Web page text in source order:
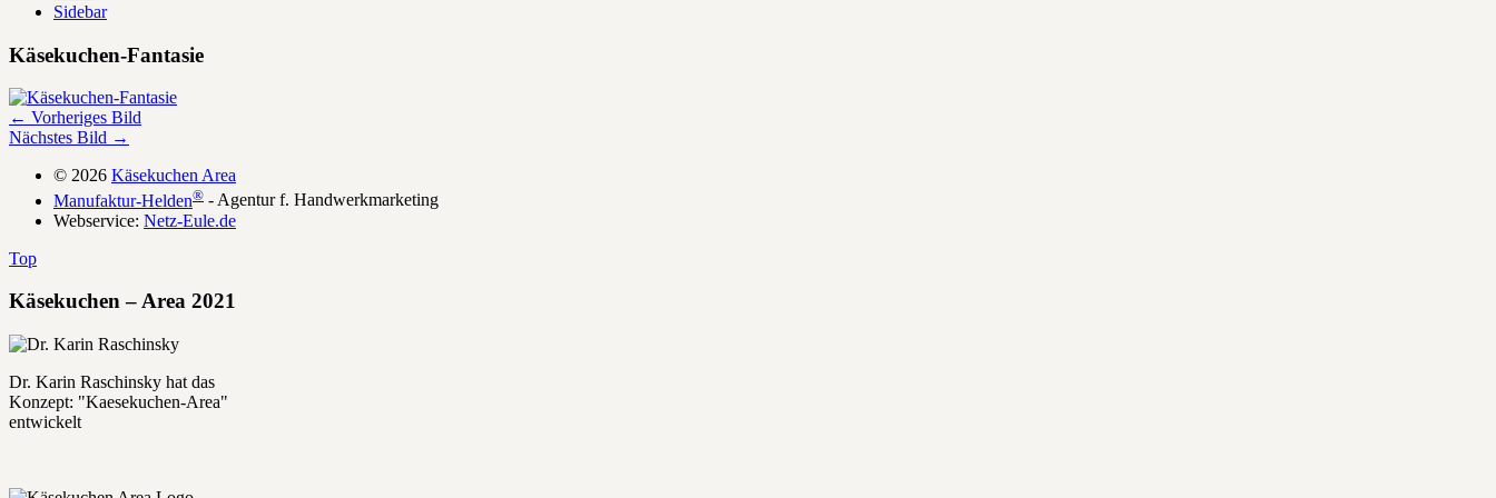
Sidebar
Käsekuchen-Fantasie
← Vorheriges Bild
Nächstes Bild →
© 2026 Käsekuchen Area
Manufaktur-Helden® - Agentur f. Handwerkmarketing
Webservice: Netz-Eule.de
Top
Käsekuchen – Area 2021
Dr. Karin Raschinsky hat das
Konzept: "Kaesekuchen-Area"
entwickelt